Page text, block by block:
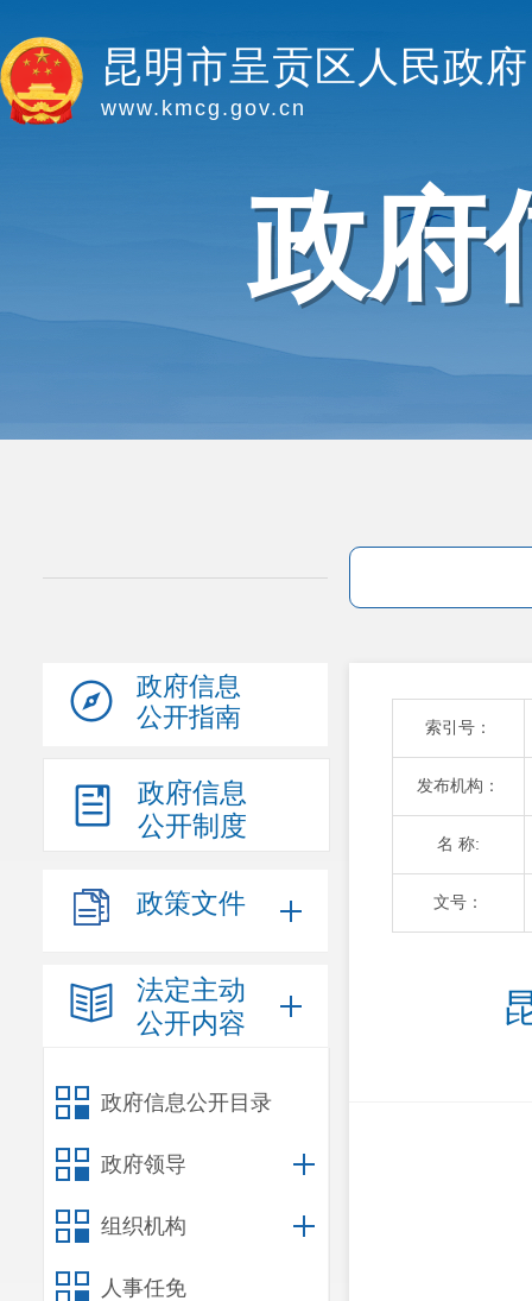
昆明市呈贡区人民政府
www.kmcg.gov.cn
政府
政府信息
公开指南
政府信息
公开制度
政策文件
法定主动
公开内容
政府信息公开目录
政府领导
组织机构
人事任免
索引号：
发布机构：
名 称:
文号：